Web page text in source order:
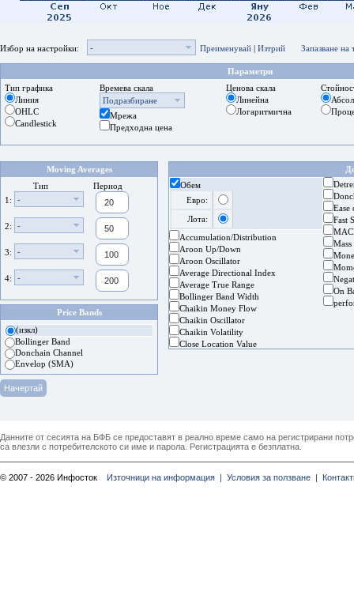
Избор на настройки: - Преименувай | Изтрий Запазване на
Параметри
Тип графика
Линия
OHLC
Candlestick
Времева скала
Подразбиране
Мрежа
Предходна цена
Ценова скала
Линейна
Логаритмична
Moving Averages
Тип
Период
1:
-
2: -
3: -
4: -
Price Bands
(изкл)
Bollinger Band
Donchain Channel
Envelop (SMA)
Обем
Евро:
Лота:
Accumulation/Distribution
Aroon Up/Down
Aroon Oscillator
Average Directional Index
Average True Range
Bollinger Band Width
Chaikin Money Flow
Chaikin Oscillator
Chaikin Volatility
Close Location Value
Ease
Fast
On
Данните от сесията на БФБ се предоставят в реално време само на регистрирани
са влезли с потребителското си име и парола. Регистрацията е безплатна.
© 2007 - 2026 Инфосток Източници на информация | Условия за ползване |